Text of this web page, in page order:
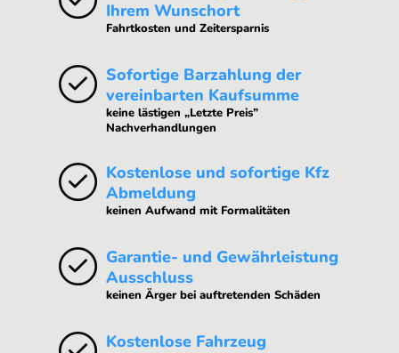
Ihrem Wunschort
Fahrtkosten und Zeitersparnis
Sofortige Barzahlung der
vereinbarten Kaufsumme
keine lästigen „Letzte Preis”
Nachverhandlungen
Kostenlose und sofortige Kfz
Abmeldung
keinen Aufwand mit Formalitäten
Garantie- und Gewährleistung
Ausschluss
keinen Ärger bei auftretenden Schäden
Kostenlose Fahrzeug